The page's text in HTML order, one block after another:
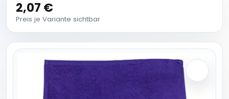
2,07 €
Preis je Variante sichtbar